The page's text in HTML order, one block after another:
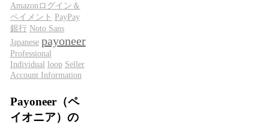
Amazonログイン＆
ペイメント PayPay
銀行 Noto Sans
Japanese payoneer
Professional
Individual loop Seller
Account Information
Payoneer（ペ
イオニア）の